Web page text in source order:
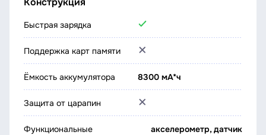
Быстрая зарядка
Поддержка карт памяти
Ёмкость аккумулятора 8300 мА*ч
Защита от царапин
Функциональные
акселерометр, датчик